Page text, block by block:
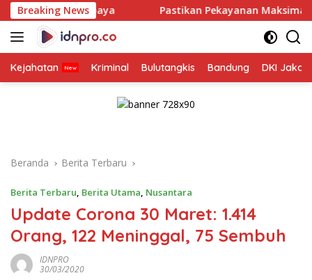
Langsung
ke
konten
Breaking NewsPastikan Pekayanan Maksimal, Direksi Jasa
Kejahatan Kriminal Bulutangkis Bandung DKI
Beranda Berita Terbaru
Berita Terbaru, Berita Utama, Nusantara
Update Corona 30 Maret: 1.414
Orang, 122 Meninggal, 75 Sembuh
IDNPRO
30/03/2020